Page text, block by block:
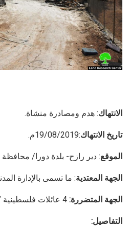
الانتهاك: هدم ومصادرة منشاة.
تاريخ الانتهاك:19/08/2019م.
الموقع: دير رازح- بلدة دورا/ محافظة
الجهة المعتدية: ما تسمى بالإدارة
الجهة المتضررة:
التفاصيل: